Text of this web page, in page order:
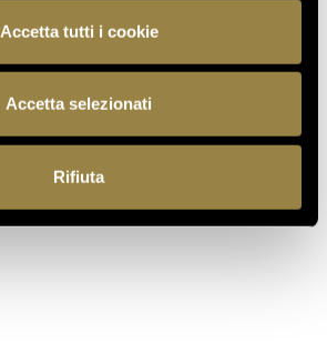
Accetta tutti i cookie
Accetta selezionati
Rifiuta